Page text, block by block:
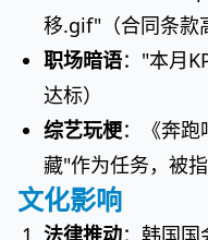
移.gif"（合同条款
职场暗语："本月
达标）
综艺玩梗：《奔跑
藏"作为任务，被
文化影响
法律推动：韩国